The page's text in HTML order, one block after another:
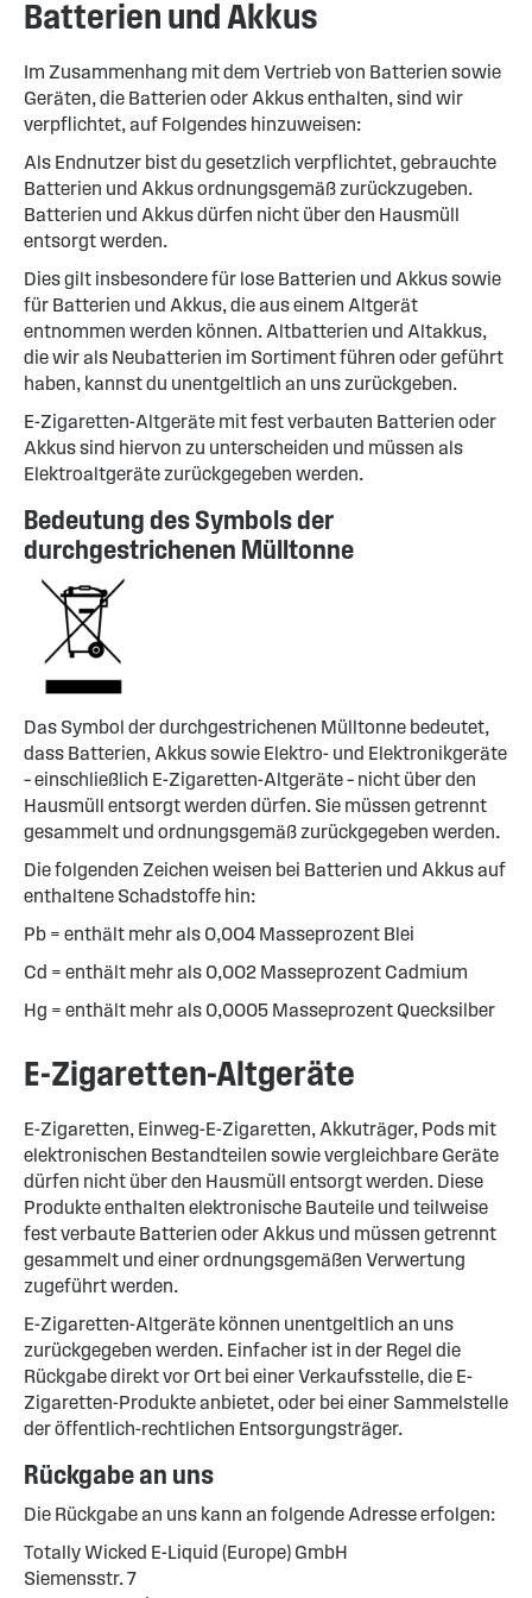
Batterien und Akkus
Im Zusammenhang mit dem Vertrieb von Batterien sowie
Geräten, die Batterien oder Akkus enthalten, sind wir
verpflichtet, auf Folgendes hinzuweisen:
Als Endnutzer bist du gesetzlich verpflichtet, gebrauchte
Batterien und Akkus ordnungsgemäß zurückzugeben.
Batterien und Akkus dürfen nicht über den Hausmüll
entsorgt werden.
Dies gilt insbesondere für lose Batterien und Akkus sowie
für Batterien und Akkus, die aus einem Altgerät
entnommen werden können. Altbatterien und Altakkus,
die wir als Neubatterien im Sortiment führen oder geführt
haben, kannst du unentgeltlich an uns zurückgeben.
E-Zigaretten-Altgeräte mit fest verbauten Batterien oder
Akkus sind hiervon zu unterscheiden und müssen als
Elektroaltgeräte zurückgegeben werden.
Bedeutung des Symbols der
durchgestrichenen Mülltonne
Das Symbol der durchgestrichenen Mülltonne bedeutet,
dass Batterien, Akkus sowie Elektro- und Elektronikgeräte
– einschließlich E-Zigaretten-Altgeräte – nicht über den
Hausmüll entsorgt werden dürfen. Sie müssen getrennt
gesammelt und ordnungsgemäß zurückgegeben werden.
Die folgenden Zeichen weisen bei Batterien und Akkus auf
enthaltene Schadstoffe hin:
Pb = enthält mehr als 0,004 Masseprozent Blei
Cd = enthält mehr als 0,002 Masseprozent Cadmium
Hg = enthält mehr als 0,0005 Masseprozent Quecksilber
E-Zigaretten-Altgeräte
E-Zigaretten, Einweg-E-Zigaretten, Akkuträger, Pods mit
elektronischen Bestandteilen sowie vergleichbare Geräte
dürfen nicht über den Hausmüll entsorgt werden. Diese
Produkte enthalten elektronische Bauteile und teilweise
fest verbaute Batterien oder Akkus und müssen getrennt
gesammelt und einer ordnungsgemäßen Verwertung
zugeführt werden.
E-Zigaretten-Altgeräte können unentgeltlich an uns
zurückgegeben werden. Einfacher ist in der Regel die
Rückgabe direkt vor Ort bei einer Verkaufsstelle, die E-
Zigaretten-Produkte anbietet, oder bei einer Sammelstelle
der öffentlich-rechtlichen Entsorgungsträger.
Rückgabe an uns
Die Rückgabe an uns kann an folgende Adresse erfolgen:
Totally Wicked E-Liquid (Europe) GmbH
Siemensstr. 7